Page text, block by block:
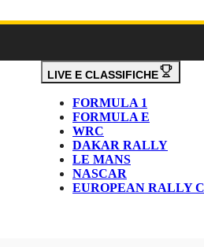
LIVE E CLASSIFICHE
FORMULA 1
FORMULA E
WRC
DAKAR RALLY
LE MANS
NASCAR
EUROPEAN RALLY